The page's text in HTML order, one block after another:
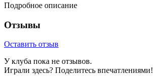
Подробное описание
Отзывы
Оставить отзыв
У клуба пока не отзывов.
Играли здесь? Поделитесь впечатлениями!